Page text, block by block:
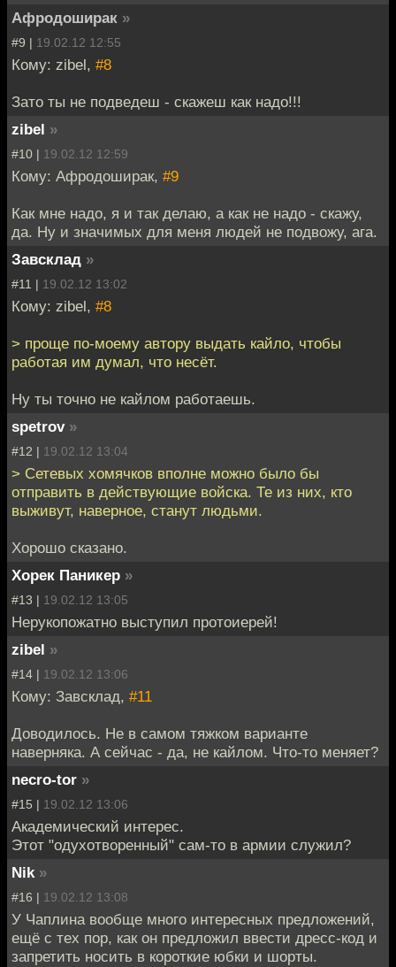
Афродоширак »
#9 | 19.02.12 12:55
Кому: zibel, #8
Зато ты не подведеш - скажеш как надо!!!
zibel »
#10 | 19.02.12 12:59
Кому: Афродоширак, #9
Как мне надо, я и так делаю, а как не надо - скажу,
да. Ну и значимых для меня людей не подвожу, ага.
Завсклад »
#11 | 19.02.12 13:02
Кому: zibel, #8
> проще по-моему автору выдать кайло, чтобы
работая им думал, что несёт.
Ну ты точно не кайлом работаешь.
spetrov »
#12 | 19.02.12 13:04
> Сетевых хомячков вполне можно было бы
отправить в действующие войска. Те из них, кто
выживут, наверное, станут людьми.
Хорошо сказано.
Хорек Паникер »
#13 | 19.02.12 13:05
Нерукопожатно выступил протоиерей!
zibel »
#14 | 19.02.12 13:06
Кому: Завсклад, #11
Доводилось. Не в самом тяжком варианте
наверняка. А сейчас - да, не кайлом. Что-то меняет?
necro-tor »
#15 | 19.02.12 13:06
Академический интерес.
Этот "одухотворенный" сам-то в армии служил?
Nik »
#16 | 19.02.12 13:08
У Чаплина вообще много интересных предложений,
ещё с тех пор, как он предложил ввести дресс-код и
запретить носить в короткие юбки и шорты.